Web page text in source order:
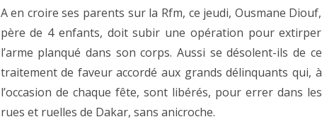
A en croire ses parents sur la Rfm, ce jeudi, Ousmane Diouf,
père de 4 enfants, doit subir une opération pour extirper
l’arme planqué dans son corps. Aussi se désolent-ils de ce
traitement de faveur accordé aux grands délinquants qui, à
l’occasion de chaque fête, sont libérés, pour errer dans les
rues et ruelles de Dakar, sans anicroche.